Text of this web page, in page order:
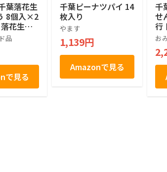
葉落花生
8個入×2
花生の
ツ 白あ
頭 千葉
包装 手
品
で見る
千葉ピーナツパイ 14
枚入り
やます
1,139円
Amazonで見る
千
せ
行
産
お